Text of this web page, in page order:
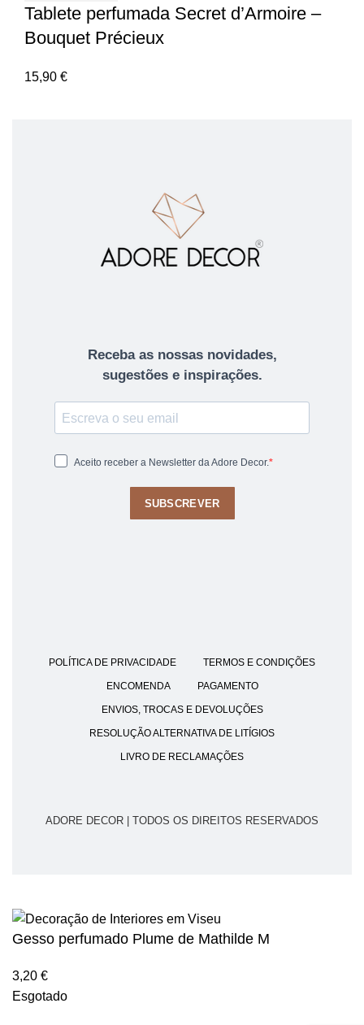
Tablete perfumada Secret d’Armoire –
Bouquet Précieux
15,90 €
Receba as nossas novidades,
sugestões e inspirações.
Aceito receber a Newsletter da Adore Decor.
SUBSCREVER
POLÍTICA DE PRIVACIDADE TERMOS E CONDIÇÕES
ENCOMENDA PAGAMENTO
ENVIOS, TROCAS E DEVOLUÇÕES
RESOLUÇÃO ALTERNATIVA DE LITÍGIOS
LIVRO DE RECLAMAÇÕES
ADORE DECOR | TODOS OS DIREITOS RESERVADOS
Gesso perfumado Plume de Mathilde M
3,20 €
Esgotado